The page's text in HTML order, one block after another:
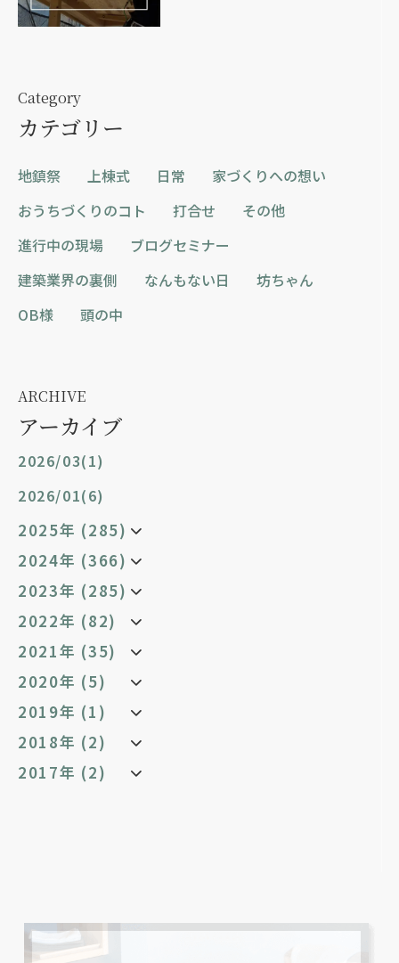
Category
カテゴリー
地鎮祭 上棟式 日常
家づくりへの想い
おうちづくりのコト
打合せ
その他
進行中の現場
ブログセミナー
建築業界の裏側
なんもない日
坊ちゃん
OB様
頭の中
ARCHIVE
アーカイブ
2026/03(1)
2026/01(6)
2025年 (285)
2024年 (366)
2023年 (285)
2022年 (82)
2021年 (35)
2020年 (5)
2019年 (1)
2018年 (2)
2017年 (2)